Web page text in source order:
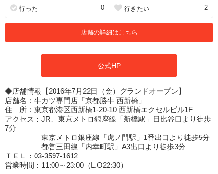
行った 0 行きたい 2
店舗の詳細はこちら
公式HP
◆店舗情報【2016年7月22日（金）グランドオープン】
店舗名：牛カツ専門店「京都勝牛 西新橋」
住 所：東京都港区西新橋1-20-10 西新橋エクセルビル1F
アクセス：JR、東京メトロ銀座線「新橋駅」日比谷口より徒歩
7分
東京メトロ銀座線「虎ノ門駅」1番出口より徒歩5分
都営三田線「内幸町駅」A3出口より徒歩3分
ＴＥＬ：03-3597-1612
営業時間：11:00～23:00（L.O22:30）